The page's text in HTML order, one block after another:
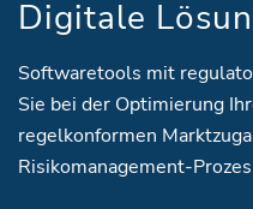
Digitale
Softwaretools mit
Sie bei der Optimierung
regelkonformen
Risikomanagement-